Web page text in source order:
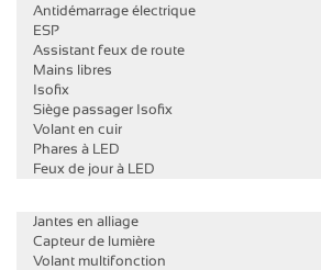
Antidémarrage électrique
ESP
Assistant feux de route
Mains libres
Isofix
Siège passager Isofix
Volant en cuir
Phares à LED
Feux de jour à LED
Jantes en alliage
Capteur de lumière
Volant multifonction